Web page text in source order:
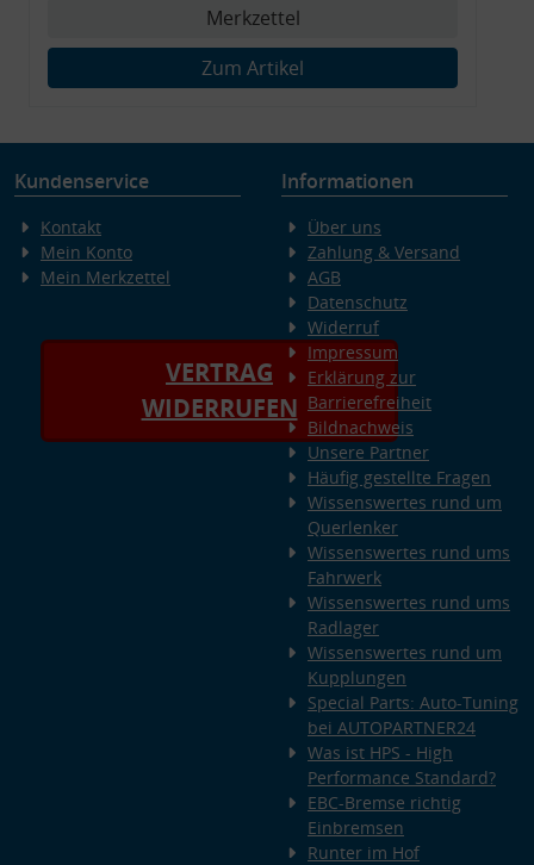
Merkzettel
Zum Artikel
Kundenservice
Kontakt
Mein Konto
Mein Merkzettel
VERTRAG
WIDERRUFEN
Informationen
Über uns
Zahlung & Versand
AGB
Datenschutz
Widerruf
Impressum
Erklärung zur
Barrierefreiheit
Bildnachweis
Unsere Partner
Häufig gestellte Fragen
Wissenswertes rund um
Querlenker
Wissenswertes rund ums
Fahrwerk
Wissenswertes rund ums
Radlager
Wissenswertes rund um
Kupplungen
Special Parts: Auto-Tuning
bei AUTOPARTNER24
Was ist HPS - High
Performance Standard?
EBC-Bremse richtig
Einbremsen
Runter im Hof